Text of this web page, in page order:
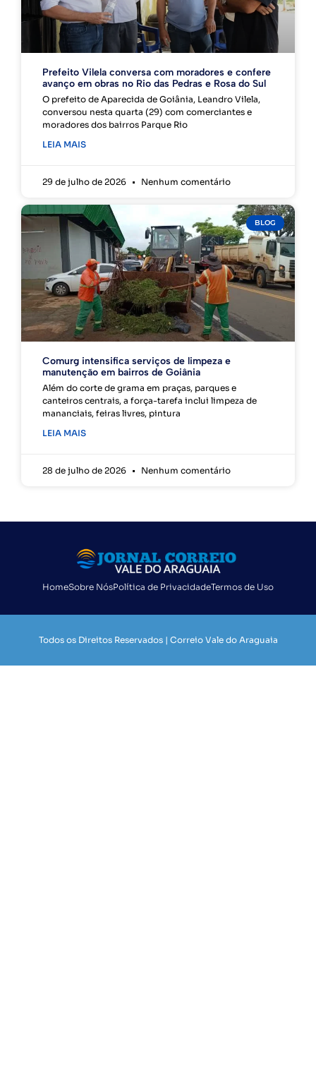
Prefeito Vilela conversa com moradores e confere
avanço em obras no Rio das Pedras e Rosa do Sul
O prefeito de Aparecida de Goiânia, Leandro Vilela,
conversou nesta quarta (29) com comerciantes e
moradores dos bairros Parque Rio
LEIA MAIS
29 de julho de 2026 Nenhum comentário
BLOG
Comurg intensifica serviços de limpeza e
manutenção em bairros de Goiânia
Além do corte de grama em praças, parques e
canteiros centrais, a força-tarefa inclui limpeza de
mananciais, feiras livres, pintura
LEIA MAIS
28 de julho de 2026 Nenhum comentário
HomeSobre NósPolítica de PrivacidadeTermos de Uso
Todos os Direitos Reservados | Correio Vale do Araguaia